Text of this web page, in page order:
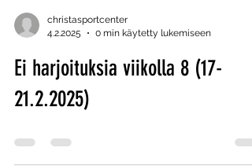
christasportcenter
4.2.2025
Ei harjoituksia viikolla 8 (17-